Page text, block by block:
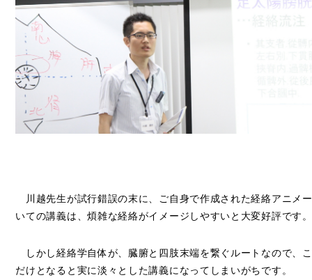
川越先生が試行錯誤の末に、ご自身で作成された経絡アニメ
いての講義は、煩雑な経絡がイメージしやすいと大変好評です。
しかし経絡学自体が、臓腑と四肢末端を繋ぐルートなので、
だけとなると実に淡々とした講義になってしまいがちです。